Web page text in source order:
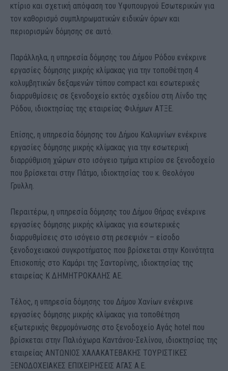
κτίριο και σχετική απόφαση του Υφυπουργού Εσωτερικών για
τον καθορισμό συμπληρωματικών ειδικών όρων και
περιορισμών δόμησης σε αυτό.
Παράλληλα, η υπηρεσία δόμησης του Δήμου Ρόδου ενέκρινε
εργασίες δόμησης μικρής κλίμακας για την τοποθέτηση 4
κολυμβητικών δεξαμενών τύπου compact και εσωτερικές
διαρρυθμίσεις σε ξενοδοχείο εκτός σχεδίου στη Λίνδο της
Ρόδου, ιδιοκτησίας της εταιρείας Φιλήμων ΑΤΞΕ.
Επίσης, η υπηρεσία δόμησης του Δήμου Καλυμνίων ενέκρινε
εργασίες δόμησης μικρής κλίμακας για την εσωτερική
διαρρύθμιση χώρων στο ισόγειο τμήμα κτιρίου σε ξενοδοχείο
που βρίσκεται στην Πάτμο, ιδιοκτησίας του κ. Θεολόγου
Γρυλλη.
Περαιτέρω, η υπηρεσία δόμησης του Δήμου Θήρας ενέκρινε
εργασίες δόμησης μικρής κλίμακας για εσωτερικές
διαρρυθμίσεις στο ισόγειο στη ρεσεψιόν – είσοδο
ξενοδοχειακού συγκροτήματος που βρίσκεται στην Κοινότητα
Επισκοπής στο Καμάρι της Σαντορίνης, ιδιοκτησίας της
εταιρείας Κ ΔΗΜΗΤΡΟΚΑΛΗΣ ΑΕ.
Τέλος, η υπηρεσία δόμησης του Δήμου Χανίων ενέκρινε
εργασίες δόμησης μικρής κλίμακας για τοποθέτηση
εξωτερικής θερμομόνωσης στο ξενοδοχείο Αγάς hotel που
βρίσκεται στην Παλιόχωρα Καντάνου-Σελίνου, ιδιοκτησίας της
εταιρείας ΑΝΤΩΝΙΟΣ ΧΑΛΑΚΑΤΕΒΑΚΗΣ ΤΟΥΡΙΣΤΙΚΕΣ
ΞΕΝΟΔΟΧΕΙΑΚΕΣ ΕΠΙΧΕΙΡΗΣΕΙΣ ΑΓΑΣ Α.Ε.